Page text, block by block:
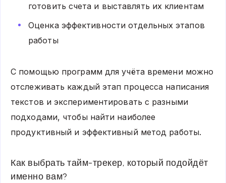
готовить счета и выставлять их клиентам
Оценка эффективности отдельных этапов
работы
С помощью программ для учёта времени можно
отслеживать каждый этап процесса написания
текстов и экспериментировать с разными
подходами, чтобы найти наиболее
продуктивный и эффективный метод работы.
Как выбрать тайм-трекер, который подойдёт
именно вам?